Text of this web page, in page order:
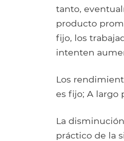
tanto,
producto
fijo, los
intenten
Los
es fijo; A largo
La
práctico de la